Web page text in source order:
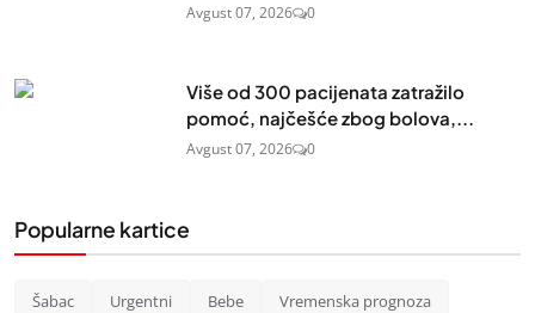
Avgust 07, 2026 0
Više od 300 pacijenata zatražilo
pomoć, najčešće zbog bolova,...
Avgust 07, 2026 0
Popularne kartice
Šabac Urgentni Bebe Vremenska prognoza